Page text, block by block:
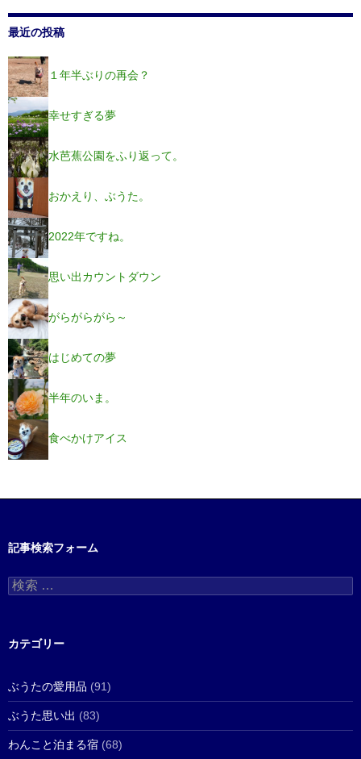
最近の投稿
１年半ぶりの再会？
幸せすぎる夢
水芭蕉公園をふり返って。
おかえり、ぶうた。
2022年ですね。
思い出カウントダウン
がらがらがら～
はじめての夢
半年のいま。
食べかけアイス
記事検索フォーム
検
索
カテゴリー
ぶうたの愛用品 (91)
ぶうた思い出 (83)
わんこと泊まる宿 (68)